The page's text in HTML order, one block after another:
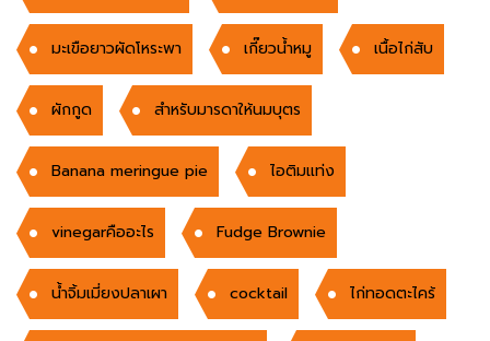
มะเขือยาวผัดโหระพา เกี๊ยวน้ำหมู เนื้อไก่สับ
ผักกูด สำหรับมารดาให้นมบุตร
Banana meringue pie ไอติมแท่ง
vinegarคืออะไร Fudge Brownie
น้ำจิ้มเมี่ยงปลาเผา cocktail ไก่ทอดตะไคร้